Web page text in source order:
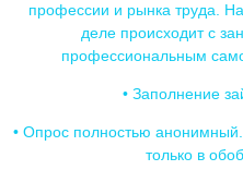
профессии и рынка труда.
деле происходит с
профессиональным
• Заполнение
• Опрос полностью анонимный.
только в